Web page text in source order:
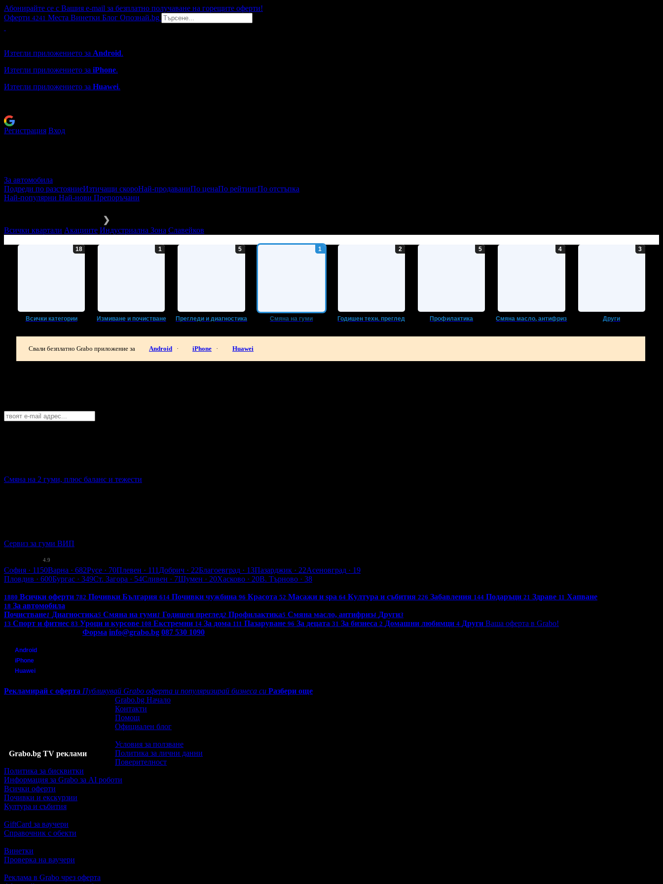
Абонирайте се с Вашия e-mail за безплатно получаване на горещите оферти!
Оферти 4241 Места Винетки Блог Опознай.bg
Изтегли приложението за Android.
Изтегли приложението за iPhone.
Изтегли приложението за Huawei.
Регистрация Вход
За автомобила
Подреди по разстояниеИзтичащи скороНай-продаваниПо ценаПо рейтингПо отстъпка
Най-популярни Най-нови Препоръчани
❯
Всички квартали Акациите Индустриална Зона Славейков
Всички категории Измиване и почистване Прегледи и диагностика Смяна на гуми Годишен техн. преглед Профилактика Смяна масло, антифриз Други
Свали безплатно Grabo приложение за Android · iPhone · Huawei
Смяна на 2 гуми, плюс баланс и тежести
Сервиз за гуми ВИП
4.9
София · 1150Варна · 682Русе · 70Плевен · 111 Добрич · 22Благоевград · 13Пазарджик · 22Асеновград · 19
Пловдив · 600Бургас · 349Ст. Загора · 54Сливен · 7Шумен · 20Хасково · 20В. Търново · 38
1880 Всички оферти 782 Почивки България 614 Почивки чужбина 96 Красота 52 Масажи и spa 64 Култура и събития 226 Забавления 144 Подаръци 21 Здраве 11 Хапване
18 За автомобила
Почистване1 Диагностика5 Смяна на гуми1 Годишен преглед2 Профилактика5 Смяна масло, антифриз4 Други3
13 Спорт и фитнес 83 Уроци и курсове 108 Екстремни 14 За дома 111 Пазаруване 96 За децата 31 За бизнеса 2 Домашни любимци 4 Други Ваша оферта в Grabo!
Форма info@grabo.bg 087 530 1090
Android
iPhone
Huawei
Рекламирай с оферта Публикувай Grabo оферта и популяризирай бизнеса си Разбери още
Grabo.bg TV реклами
Grabo.bg Начало
Контакти
Помощ
Официален блог
Условия за ползване
Политика за лични данни
Поверителност
Политика за бисквитки
Информация за Grabo за AI роботи
Всички оферти
Почивки и екскурзии
Култура и събития
GiftCard за ваучери
Справочник с обекти
Винетки
Проверка на ваучери
Реклама в Grabo чрез оферта